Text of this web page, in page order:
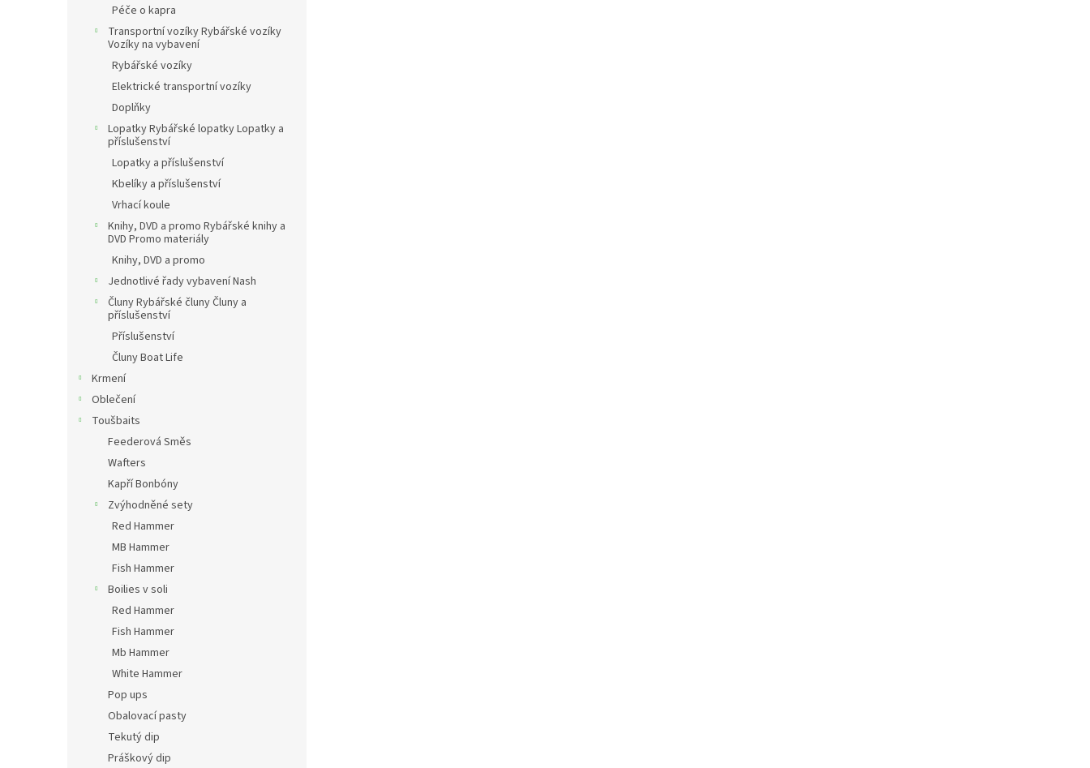
Péče o kapra
Transportní vozíky Rybářské vozíky
Vozíky na vybavení
Rybářské vozíky
Elektrické transportní vozíky
Doplňky
Lopatky Rybářské lopatky Lopatky a
příslušenství
Lopatky a příslušenství
Kbelíky a příslušenství
Vrhací koule
Knihy, DVD a promo Rybářské knihy a
DVD Promo materiály
Knihy, DVD a promo
Jednotlivé řady vybavení Nash
Čluny Rybářské čluny Čluny a
příslušenství
Příslušenství
Čluny Boat Life
Krmení
Oblečení
Toušbaits
Feederová Směs
Wafters
Kapří Bonbóny
Zvýhodněné sety
Red Hammer
MB Hammer
Fish Hammer
Boilies v soli
Red Hammer
Fish Hammer
Mb Hammer
White Hammer
Pop ups
Obalovací pasty
Tekutý dip
Práškový dip